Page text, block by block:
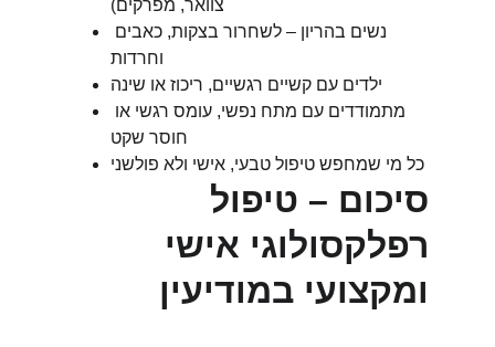
צוואר, מפרקים)
נשים בהריון – לשחרור בצקות, כאבים
וחרדות
ילדים עם קשיים רגשיים, ריכוז או שינה
מתמודדים עם מתח נפשי, עומס רגשי או
חוסר שקט
כל מי שמחפש טיפול טבעי, אישי ולא פולשני
סיכום – טיפול
רפלקסולוגי אישי
ומקצועי במודיעין